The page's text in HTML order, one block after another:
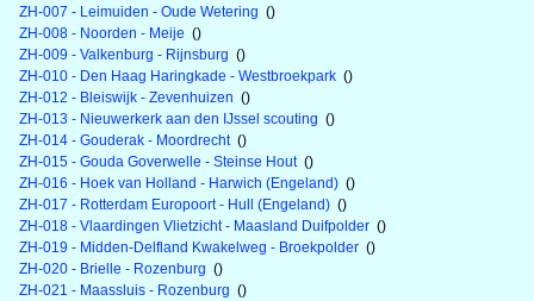
ZH-007 - Leimuiden - Oude Wetering ()
ZH-008 - Noorden - Meije ()
ZH-009 - Valkenburg - Rijnsburg ()
ZH-010 - Den Haag Haringkade - Westbroekpark ()
ZH-012 - Bleiswijk - Zevenhuizen ()
ZH-013 - Nieuwerkerk aan den IJssel scouting ()
ZH-014 - Gouderak - Moordrecht ()
ZH-015 - Gouda Goverwelle - Steinse Hout ()
ZH-016 - Hoek van Holland - Harwich (Engeland) ()
ZH-017 - Rotterdam Europoort - Hull (Engeland) ()
ZH-018 - Vlaardingen Vlietzicht - Maasland Duifpolder ()
ZH-019 - Midden-Delfland Kwakelweg - Broekpolder ()
ZH-020 - Brielle - Rozenburg ()
ZH-021 - Maassluis - Rozenburg ()